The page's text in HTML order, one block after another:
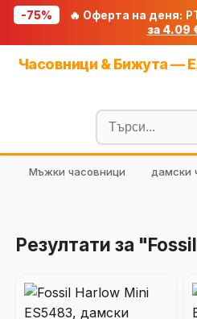
-75% 🔥 Оферта на деня:
за 4.09
Часовници & Бижута —
Блог
🧮
🔍 Намери
🎟️ Купони
Мъжки часовници дамски
Резултати за